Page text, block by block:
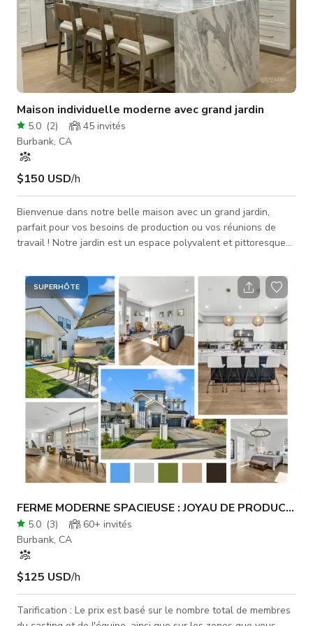
Maison individuelle moderne avec grand jardin
5.0 (2) 45 invités
Burbank, CA
$150 USD/h
Bienvenue dans notre belle maison avec un grand jardin,
parfait pour vos besoins de production ou vos réunions de
travail ! Notre jardin est un espace polyvalent et pittoresque
projet. Voici une description détaillée - Vue d'ensemble -
Notre maison présente un design moderne récemment
construit avec un jardin qui est un joyau caché pour vos
besoins créatifs. Il offre un mélange harmonieux de beauté
naturelle et d'équipe
SUPERHÔTE
FERME MODERNE SPACIEUSE : JOYAU DE
5.0 (3) 60+ invités
Burbank, CA
$125 USD/h
Tarification : Le prix est basé sur le nombre total de membres